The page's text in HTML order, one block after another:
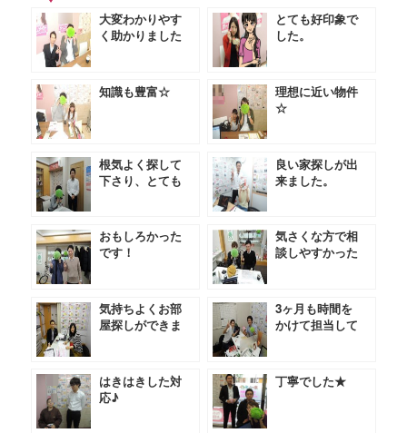
大変わかりやす
く助かりました
とても好印象で
した。
知識も豊富☆
理想に近い物件
☆
根気よく探して
下さり、とても
良い家探しが出
来ました。
おもしろかった
です！
気さくな方で相
談しやすかった
気持ちよくお部
屋探しができま
3ヶ月も時間を
かけて担当して
はきはきした対
応♪
丁寧でした★